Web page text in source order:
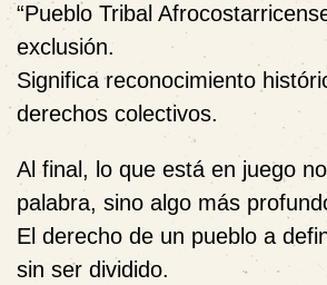
“Pueblo Tribal
exclusión.
Significa reconocimiento
derechos colectivos.
Al final, lo que está en juego
palabra, sino algo más
El derecho de un pueblo a
sin ser dividido.